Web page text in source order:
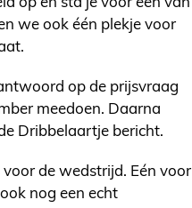
op en sta je voor één van
we ook één plekje voor
op de prijsvraag
meedoen. Daarna
Dribbelaartje bericht.
de wedstrijd. Eén voor
nog een echt